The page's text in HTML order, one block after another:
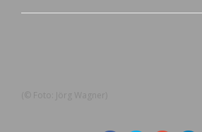
(© Foto: Jörg Wagner)